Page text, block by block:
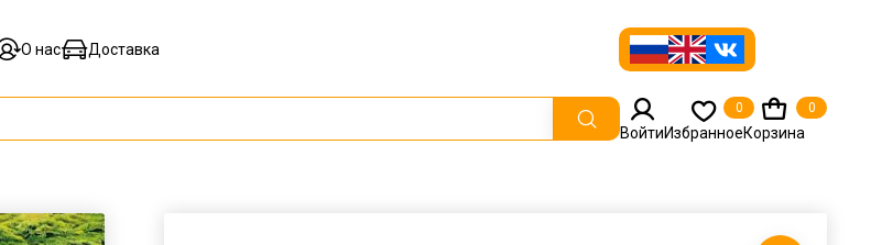
О нас Доставка
ВойтиИзбранное
0
Корзина
0